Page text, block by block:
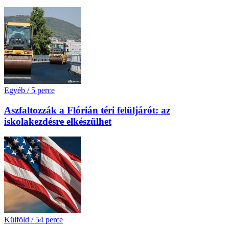
Egyéb / 5 perce
Aszfaltozzák a Flórián téri felüljárót: az
iskolakezdésre elkészülhet
Külföld / 54 perce